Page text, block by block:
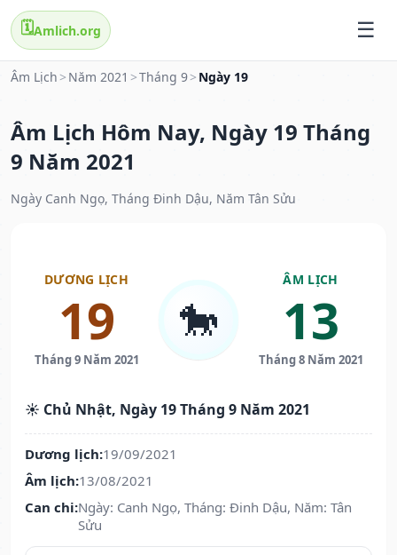
🗓️Amlich.org
Âm Lịch > Năm 2021 >Tháng 9> Ngày 19
Âm Lịch Hôm Nay, Ngày 19 Tháng
9 Năm 2021
Ngày Canh Ngọ, Tháng Đinh Dậu, Năm Tân Sửu
DƯƠNG LỊCH
19
Tháng 9 Năm 2021
🐎
ÂM LỊCH
13
Tháng 8 Năm 2021
☀️ Chủ Nhật, Ngày 19 Tháng 9 Năm 2021
Dương lịch:19/09/2021
Âm lịch:13/08/2021
Can chi:Ngày: Canh Ngọ, Tháng: Đinh Dậu, Năm: Tân
Sửu